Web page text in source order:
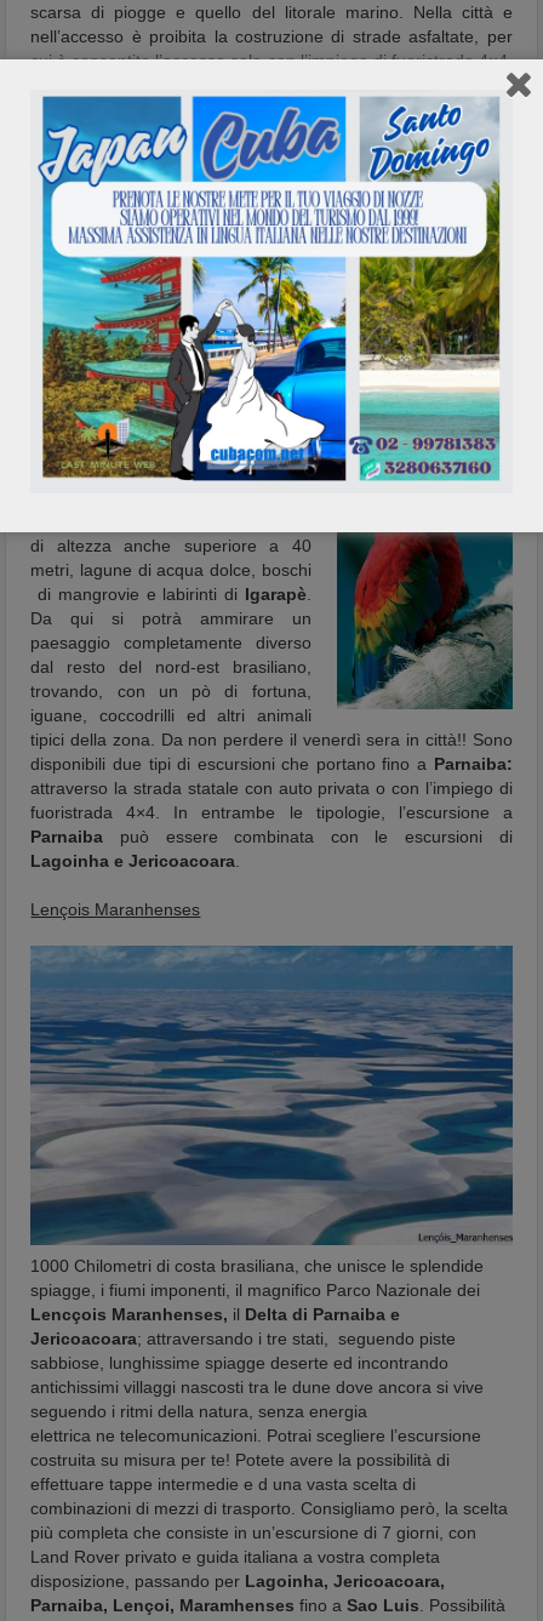
scarsa di piogge e quello del litorale marino. Nella città e
nell’accesso è proibita la costruzione di strade asfaltate, per
cui è consentito l’accesso solo con l’impiego di fuoristrada 4×4.
Ampi spazi e vasti confini, liberano la mente trasmettendo la
sensazione di un grande senso di libertà. Il contatto con la
popolazione è inoltre una magnifica esperienza in quanto,
grazie alla totale assenza di traffico e di rigidi orari e stress,
consente di vivere ritmi di vita tipici, totalmente diversi dalle
nostre attuali abitudini. Per chi ama divertirsi,Jericoara
offre
ottime varietà di svago come: escursioni di dune-buggy,
passeggiate a cavallo lungo la spiaggia, discese sulle dune,
kayak, wind-surf, kite-surf e quad.
Parnaiba
Lo stato del Piauì, con la sua vastissima costa, circa 66
chilometri, esprime un aspetto importante sull’oceano: ad
ovest del confine con il
Maranhão è situato il delta del fiume
Parnaiba, che forma un arcipelago con ben oltre 75 isole
piene digrazia e di inimmaginabili
di altezza anche superiore a 40
metri, lagune di acqua dolce, boschi
di mangrovie e labirinti di Igarapè.
Da qui si potrà ammirare un
paesaggio completamente diverso
dal resto del nord-est brasiliano,
trovando, con un pò di fortuna,
iguane, coccodrilli ed altri animali
tipici della zona. Da non perdere il venerdì sera in città!! Sono
disponibili due tipi di escursioni che portano fino a Parnaiba:
attraverso la strada statale con auto privata o con l’impiego di
fuoristrada 4×4. In entrambe le tipologie, l’escursione a
Parnaiba può essere combinata con le escursioni di
Lagoinha e Jericoacoara.
Lençois Maranhenses
1000 Chilometri di costa brasiliana, che unisce le splendide
spiagge, i fiumi imponenti, il magnifico Parco Nazionale dei
Lencçois Maranhenses, il Delta di Parnaiba e
Jericoacoara; attraversando i tre stati, seguendo piste
sabbiose, lunghissime spiagge deserte ed incontrando
antichissimi villaggi nascosti tra le dune dove ancora si vive
seguendo i ritmi della natura, senza energia
elettrica ne telecomunicazioni. Potrai scegliere l’escursione
costruita su misura per te! Potete avere la possibilità di
effettuare tappe intermedie e d una vasta scelta di
combinazioni di mezzi di trasporto. Consigliamo però, la scelta
più completa che consiste in un’escursione di 7 giorni, con
Land Rover privato e guida italiana a vostra completa
disposizione, passando per Lagoinha, Jericoacoara,
Parnaiba, Lençoi, Maramhenses fino aSao Luis. Possibilità